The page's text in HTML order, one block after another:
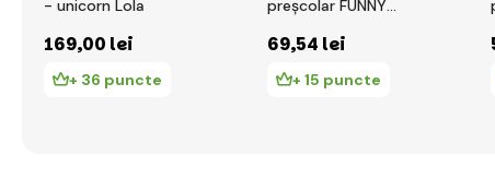
- unicorn Lola
169,00 lei
+ 36 puncte
preșcolar FUNNY
69,54 lei
+ 15 puncte